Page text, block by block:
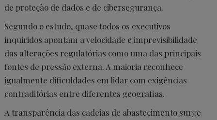
de proteção de dados e de cibersegurança.
Segundo o estudo, quase todos os executivos
inquiridos apontam a velocidade e imprevisibilidade
das alterações regulatórias como uma das principais
fontes de pressão externa. A maioria reconhece
igualmente dificuldades em lidar com exigências
contraditórias entre diferentes geografias.
A transparência das cadeias de abastecimento surge